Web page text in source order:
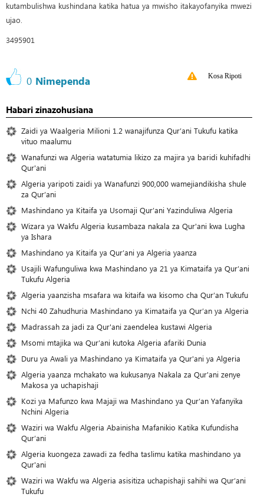
kutambulishwa kushindana katika hatua ya mwisho itakayofanyika mwezi
ujao.
3495901
0 Nimependa Kosa Ripoti
Habari zinazohusiana
Zaidi ya Waalgeria Milioni 1.2 wanajifunza Qur’ani Tukufu katika
vituo maalumu
Wanafunzi wa Algeria watatumia likizo za majira ya baridi kuhifadhi
Qur'ani
Algeria yaripoti zaidi ya Wanafunzi 900,000 wamejiandikisha shule
za Qur’ani
Mashindano ya Kitaifa ya Usomaji Qur’ani Yazinduliwa Algeria
Wizara ya Wakfu Algeria kusambaza nakala za Qur'ani kwa Lugha
ya Ishara
Mashindano ya Kitaifa ya Qur’ani ya Algeria yaanza
Usajili Wafunguliwa kwa Mashindano ya 21 ya Kimataifa ya Qur’ani
Tukufu Algeria
Algeria yaanzisha msafara wa kitaifa wa kisomo cha Qur’an Tukufu
Nchi 40 Zahudhuria Mashindano ya Kimataifa ya Qur’an ya Algeria
Madrassah za jadi za Qur'ani zaendelea kustawi Algeria
Msomi mtajika wa Qur’ani kutoka Algeria afariki Dunia
Duru ya Awali ya Mashindano ya Kimataifa ya Qur'ani ya Algeria
Algeria yaanza mchakato wa kukusanya Nakala za Qur'ani zenye
Makosa ya uchapishaji
Kozi ya Mafunzo kwa Majaji wa Mashindano ya Qur’an Yafanyika
Nchini Algeria
Waziri wa Wakfu Algeria Abainisha Mafanikio Katika Kufundisha
Qur’ani
Algeria kuongeza zawadi za fedha taslimu katika mashindano ya
Qur'ani
Waziri wa Wakfu wa Algeria asisitiza uchapishaji sahihi wa Qur’ani
Tukufu